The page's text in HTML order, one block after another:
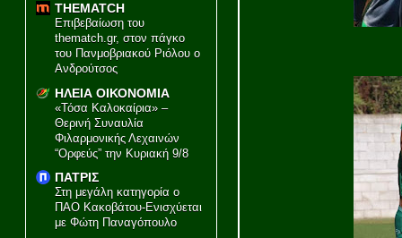
THEMATCH
Επιβεβαίωση του
thematch.gr, στον πάγκο
του Πανμοβριακού Ριόλου ο
Ανδρούτσος
ΗΛΕΙΑ ΟΙΚΟΝΟΜΙΑ
«Τόσα Καλοκαίρια» –
Θερινή Συναυλία
Φιλαρμονικής Λεχαινών
“Ορφεύς” την Κυριακή 9/8
ΠΑΤΡΙΣ
Στη μεγάλη κατηγορία ο
ΠΑΟ Κακοβάτου-Ενισχύεται
με Φώτη Παναγόπουλο